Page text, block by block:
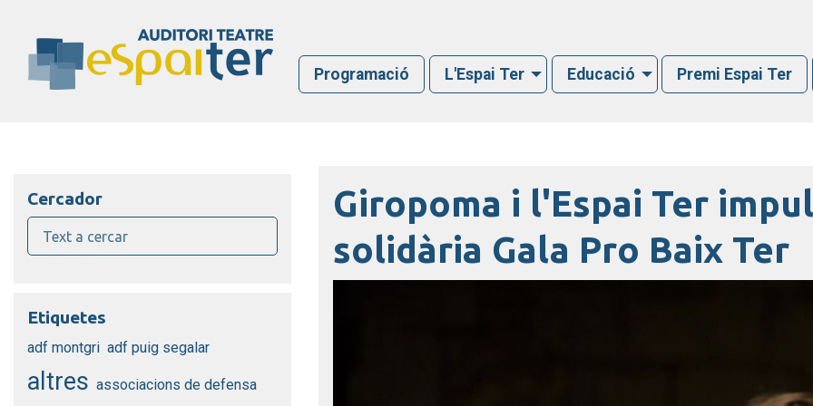
Programació L'Espai Ter Educació Premi Espai Ter
Giropoma i l'Espai Ter
solidària Gala Pro Baix Ter
Cercador
Etiquetes
adf montgri adf puig segalar
altres associacions de defensa